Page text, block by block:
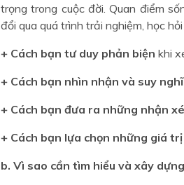
trọng trong cuộc đời. Quan điểm
đổi qua quá trình trải nghiệm, học
+ Cách bạn tư duy phản biện khi
+ Cách bạn nhìn nhận và suy nghĩ
+ Cách bạn đưa ra những nhận
+ Cách bạn lựa chọn những giá trị
b. Vì sao cần tìm hiểu và xây